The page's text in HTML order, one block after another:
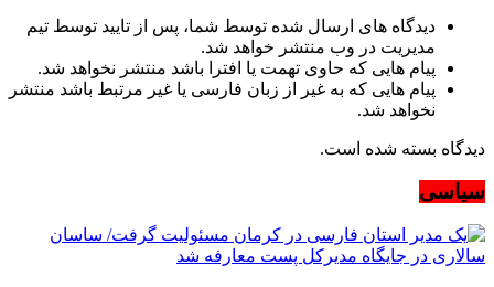
دیدگاه های ارسال شده توسط شما، پس از تایید توسط تیم
مدیریت در وب منتشر خواهد شد.
پیام هایی که حاوی تهمت یا افترا باشد منتشر نخواهد شد.
پیام هایی که به غیر از زبان فارسی یا غیر مرتبط باشد منتشر
نخواهد شد.
دیدگاه بسته شده است.
سیاسی